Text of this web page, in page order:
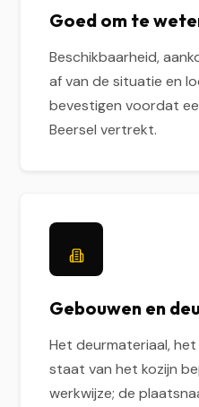
Goed om te
Beschikbaarheid,
af van de situatie en
bevestigen voordat
Beersel vertrekt.
Gebouwen en
Het deurmateriaal,
staat van het kozijn
werkwijze; de